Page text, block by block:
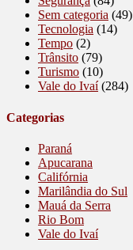
Sem categoria (49)
Tecnologia (14)
Tempo (2)
Trânsito (79)
Turismo (10)
Vale do Ivaí(284)
Categorias
Paraná
Apucarana
Califórnia
Marilândia do Sul
Mauá da Serra
Rio Bom
Vale do Ivaí